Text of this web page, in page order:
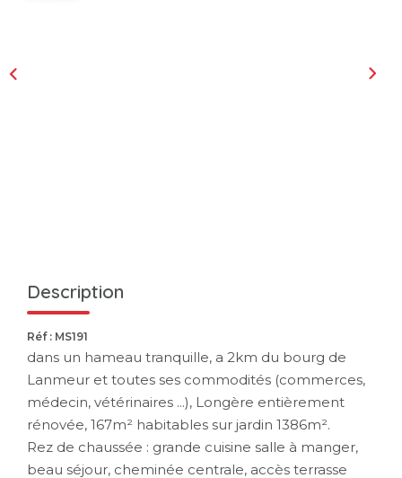
Description
Réf : MS191
dans un hameau tranquille, a 2km du bourg de
Lanmeur et toutes ses commodités (commerces,
médecin, vétérinaires ...), Longère entièrement
rénovée, 167m² habitables sur jardin 1386m².
Rez de chaussée : grande cuisine salle à manger,
beau séjour, cheminée centrale, accès terrasse